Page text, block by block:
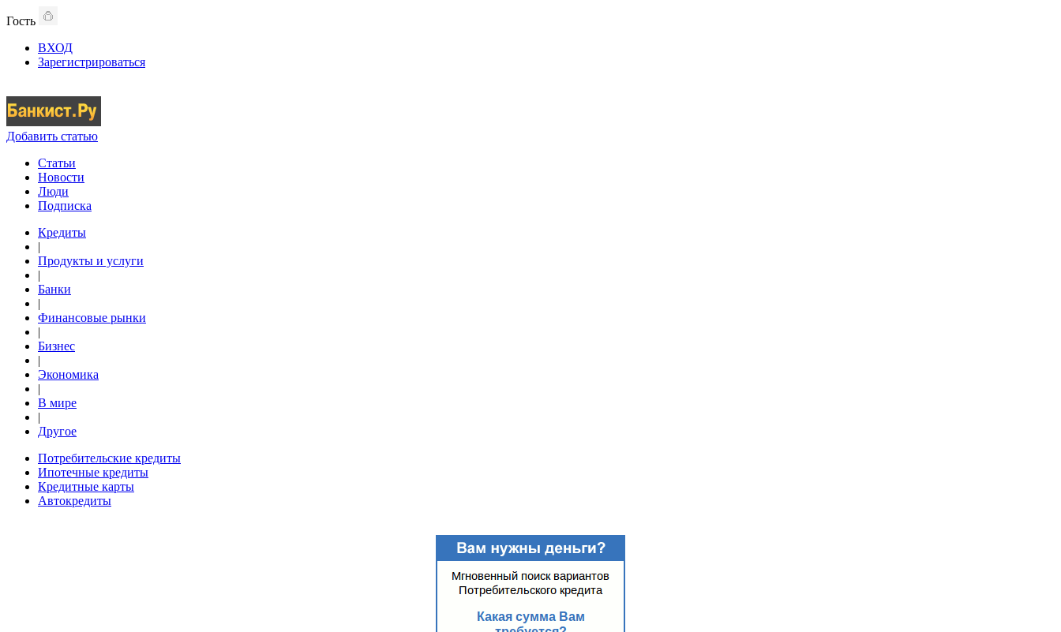
Гость
ВХОД
Зарегистрироваться
Добавить статью
Статьи
Новости
Люди
Подписка
Кредиты
|
Продукты и услуги
|
Банки
|
Финансовые рынки
|
Бизнес
|
Экономика
|
В мире
|
Другое
Потребительские кредиты
Ипотечные кредиты
Кредитные карты
Автокредиты